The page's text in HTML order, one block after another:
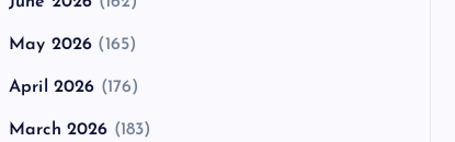
May 2026 (165)
April 2026 (176)
March 2026 (183)